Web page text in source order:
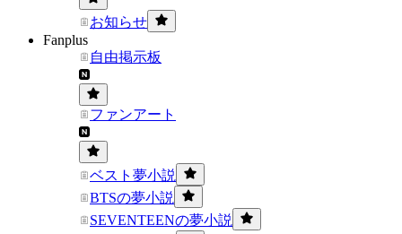
お知らせ
Fanplus
自由掲示板
ファンアート
ベスト夢小説
BTSの夢小説
SEVENTEENの夢小説